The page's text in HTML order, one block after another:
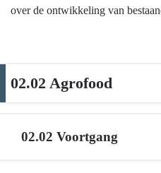
over de ontwikkeling van
02.02 Agrofood
02.02 Voortgang